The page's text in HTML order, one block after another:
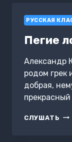
РУССКАЯ
Пегие
Александр
родом грек
добрая,
СЛУШАТЬ